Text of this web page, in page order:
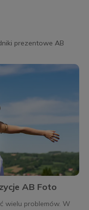
AB Foto
prezentowe AB
wielu problemów. W